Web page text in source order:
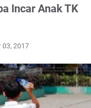
Incar Anak TK
03, 2017